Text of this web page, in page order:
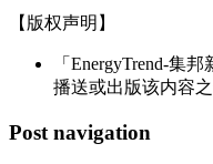
【版权声明】
「EnergyTrend-集
播送或出版该内容
Post navigation